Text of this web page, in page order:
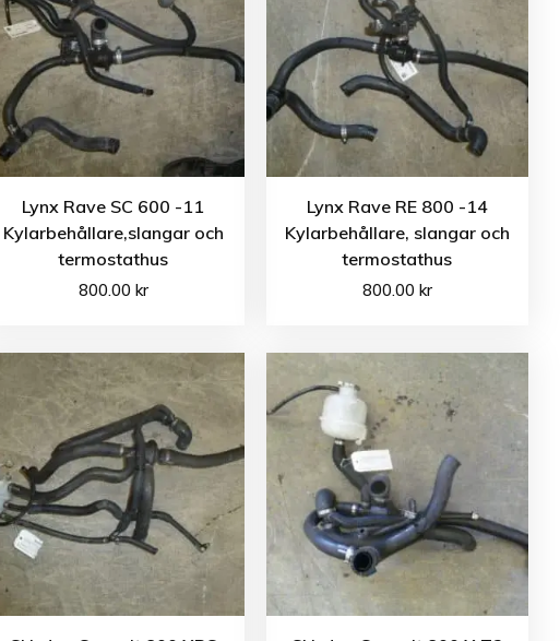
Lynx Rave SC 600 -11
Kylarbehållare,slangar och
termostathus
800.00 kr
Lynx Rave RE 800 -14
Kylarbehållare, slangar och
termostathus
800.00 kr